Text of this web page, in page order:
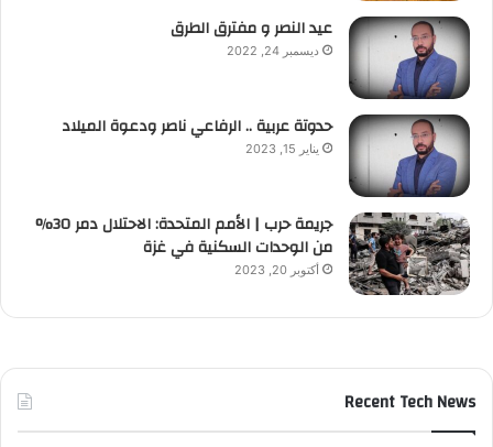
عيد النصر و مفترق الطرق
ديسمبر 24, 2022
حدوتة عربية .. الرفاعي ناصر ودعوة الميلاد
يناير 15, 2023
جريمة حرب | الأمم المتحدة: الاحتلال دمر 30%
من الوحدات السكنية في غزة
أكتوبر 20, 2023
Recent Tech News